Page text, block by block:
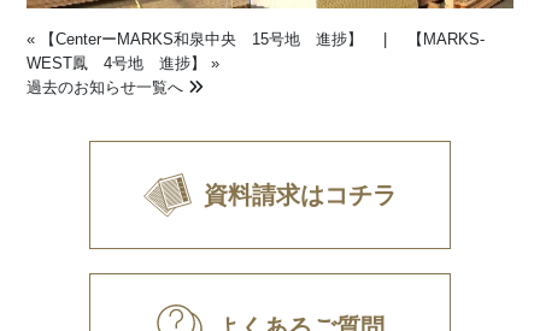
« 【CenterーMARKS和泉中央 15号地 進捗】
【MARKS-
WEST鳳 4号地 進捗】
»
過去のお知らせ一覧へ
資料請求はコチラ